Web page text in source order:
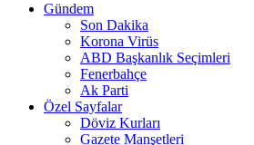
Gündem
Son Dakika
Korona Virüs
ABD Başkanlık Seçimleri
Fenerbahçe
Ak Parti
Özel Sayfalar
Döviz Kurları
Gazete Manşetleri